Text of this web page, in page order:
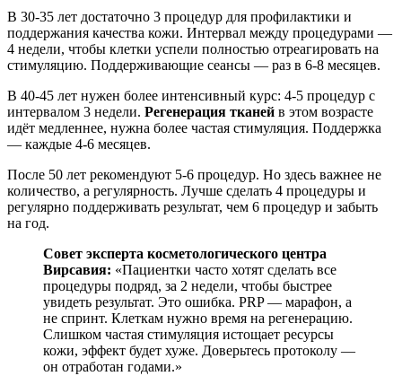
В 30-35 лет достаточно 3 процедур для профилактики и
поддержания качества кожи. Интервал между процедурами —
4 недели, чтобы клетки успели полностью отреагировать на
стимуляцию. Поддерживающие сеансы — раз в 6-8 месяцев.
В 40-45 лет нужен более интенсивный курс: 4-5 процедур с
интервалом 3 недели. Регенерация тканей в этом возрасте
идёт медленнее, нужна более частая стимуляция. Поддержка
— каждые 4-6 месяцев.
После 50 лет рекомендуют 5-6 процедур. Но здесь важнее не
количество, а регулярность. Лучше сделать 4 процедуры и
регулярно поддерживать результат, чем 6 процедур и забыть
на год.
Совет эксперта косметологического центра
Вирсавия: «Пациентки часто хотят сделать все
процедуры подряд, за 2 недели, чтобы быстрее
увидеть результат. Это ошибка. PRP — марафон, а
не спринт. Клеткам нужно время на регенерацию.
Слишком частая стимуляция истощает ресурсы
кожи, эффект будет хуже. Доверьтесь протоколу —
он отработан годами.»